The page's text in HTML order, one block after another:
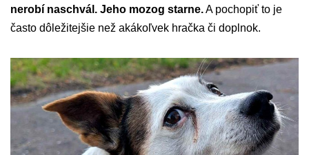
nerobí naschvál. Jeho mozog starne.A pochopiť to je
často dôležitejšie než akákoľvek hračka či doplnok.